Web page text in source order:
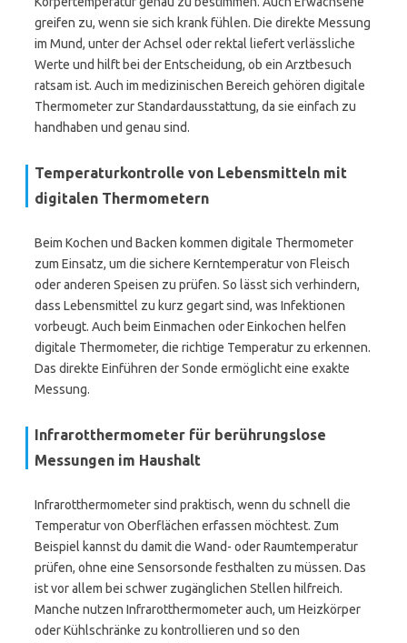
greifen zu, wenn sie sich krank fühlen. Die direkte Messung
im Mund, unter der Achsel oder rektal liefert verlässliche
Werte und hilft bei der Entscheidung, ob ein Arztbesuch
ratsam ist. Auch im medizinischen Bereich gehören digitale
Thermometer zur Standardausstattung, da sie einfach zu
handhaben und genau sind.
Temperaturkontrolle von Lebensmitteln mit
digitalen Thermometern
Beim Kochen und Backen kommen digitale Thermometer
zum Einsatz, um die sichere Kerntemperatur von Fleisch
oder anderen Speisen zu prüfen. So lässt sich verhindern,
dass Lebensmittel zu kurz gegart sind, was Infektionen
vorbeugt. Auch beim Einmachen oder Einkochen helfen
digitale Thermometer, die richtige Temperatur zu erkennen.
Das direkte Einführen der Sonde ermöglicht eine exakte
Messung.
Infrarotthermometer für berührungslose
Messungen im Haushalt
Infrarotthermometer sind praktisch, wenn du schnell die
Temperatur von Oberflächen erfassen möchtest. Zum
Beispiel kannst du damit die Wand- oder Raumtemperatur
prüfen, ohne eine Sensorsonde festhalten zu müssen. Das
ist vor allem bei schwer zugänglichen Stellen hilfreich.
Manche nutzen Infrarotthermometer auch, um Heizkörper
oder Kühlschränke zu kontrollieren und so den